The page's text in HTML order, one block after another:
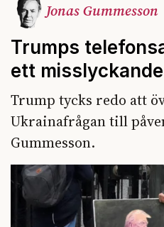
Jonas Gummesson
Trumps
ett misslyckande
Trump tycks redo att
Ukrainafrågan till
Gummesson.